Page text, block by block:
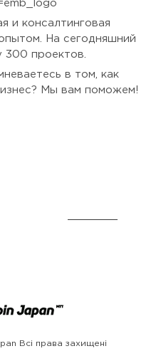
и консалтинговая
На сегодняшний
300 проектов.
в том, как
Мы вам поможем!
Всі права захищені